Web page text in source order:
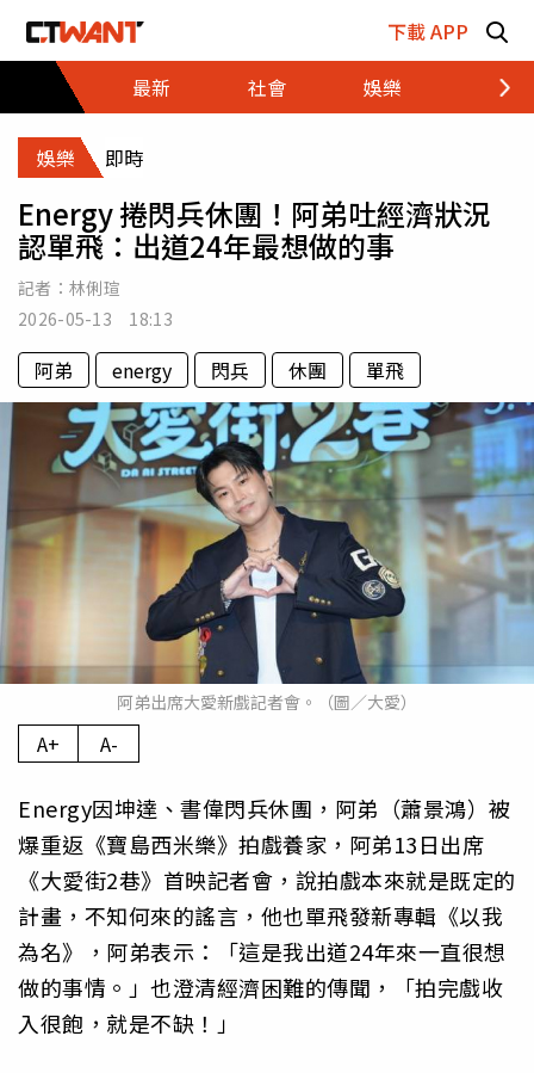
下載 APP
最新
社會 娛樂 財經
娛樂 即時
Energy 捲閃兵休團！阿弟吐經濟狀況
認單飛：出道24年最想做的事
記者： 林俐瑄
2026-05-13 18:13
阿弟 energy 閃兵 休團 單飛
阿弟出席大愛新戲記者會。（圖／大愛）
A+ A-
Energy因坤達、書偉閃兵休團，阿弟（蕭景鴻）被
爆重返《寶島西米樂》拍戲養家，阿弟13日出席
《大愛街2巷》首映記者會，說拍戲本來就是既定的
計畫，不知何來的謠言，他也單飛發新專輯《以我
為名》，阿弟表示：「這是我出道24年來一直很想
做的事情。」也澄清經濟困難的傳聞，「拍完戲收
入很飽，就是不缺！」